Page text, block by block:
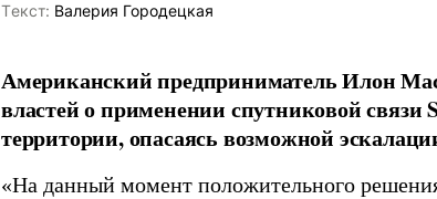
Tекст: Валерия Городецкая
Американский предприниматель Илон
властей о применении спутниковой связи
территории, опасаясь возможной
«На данный момент положительного